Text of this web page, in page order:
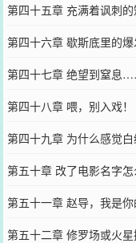
第四十五章 充满着讽刺的
第四十六章 歇斯底里的爆
第四十七章 绝望到窒息
第四十八章 喂，别入戏！
第四十九章 为什么感觉白
第五十章 改了电影名字
第五十一章 赵导，我是你
第五十二章 修罗场或火星